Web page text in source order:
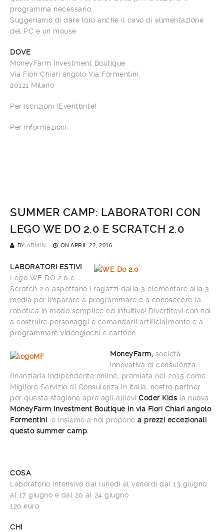
programma necessario.
Suggeriamo di dare loro anche il cavo di alimentazione
del PC e un mouse
DOVE
MoneyFarm Investment Boutique
Via Fiori Chiari angolo Via Formentini,
20121 Milano
Per iscrizioni (Eventbrite)
Per informazioni:
SUMMER CAMP: LABORATORI CON
LEGO WE DO 2.0 E SCRATCH 2.0
BY ADMIN ON APRIL 22, 2016
LABORATORI ESTIVI
Lego WE DO 2.0 e
Scratch 2.0 aspettano i ragazzi dalla 3 elementare alla 3
media per imparare a programmare e a conosecere la
robotica in modo semplice ed intuitivo! Divertitevi con noi
a costruire personaggi e comandarli artificialmente e a
programmare videogiochi e cartoon.
MoneyFarm, società
innovativa di consulenza
finanziaria indipendente online, premiata nel 2015 come
Migliore Servizio di Consulenza in Italia, nostro partner
per questa stagione apre agli allievi Coder Kids la nuova
MoneyFarm Investment Boutique in via Fiori Chiari angolo
Formentini e insieme a noi propone a prezzi eccezionali
questo summer camp.
COSA
Laboratorio intensivo dal lunedì al venerdì dal 13 giugno
al 17 giugno e dal 20 al 24 giugno
12o euro
CHI